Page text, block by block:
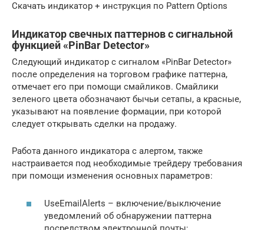
Скачать индикатор + инструкция по Pattern Options
Индикатор свечных паттернов с сигнальной
функцией «PinBar Detector»
Следующий индикатор с сигналом «PinBar Detector»
после определения на торговом графике паттерна,
отмечает его при помощи смайликов. Смайлики
зеленого цвета обозначают бычьи сетапы, а красные,
указывают на появление формации, при которой
следует открывать сделки на продажу.
Работа данного индикатора с алертом, также
настраивается под необходимые трейдеру требования
при помощи изменения основных параметров:
UseEmailAlerts – включение/выключение
уведомлений об обнаружении паттерна